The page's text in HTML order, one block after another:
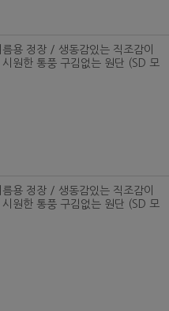
용 정장 / 생동감있는 직조감이
원한 통풍 구김없는 원단 (SD 모
용 정장 / 생동감있는 직조감이
원한 통풍 구김없는 원단 (SD 모